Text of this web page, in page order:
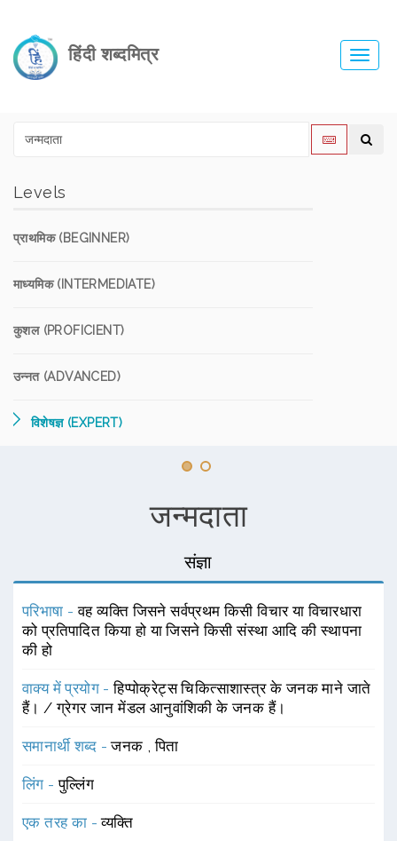
हिंदी शब्दमित्र
Levels
प्राथमिक (BEGINNER)
माध्यमिक (INTERMEDIATE)
कुशल (PROFICIENT)
उन्नत (ADVANCED)
विशेषज्ञ (EXPERT)
जन्मदाता
संज्ञा
परिभाषा -वह व्यक्ति जिसने सर्वप्रथम किसी विचार या विचारधारा
को प्रतिपादित किया हो या जिसने किसी संस्था आदि की स्थापना
की हो
वाक्य में प्रयोग -हिप्पोक्रेट्स चिकित्साशास्त्र के जनक माने जाते
हैं। / ग्रेगर जान मेंडल आनुवांशिकी के जनक हैं।
समानार्थी शब्द -जनक ,पिता
लिंग -पुल्लिंग
एक तरह का -व्यक्ति